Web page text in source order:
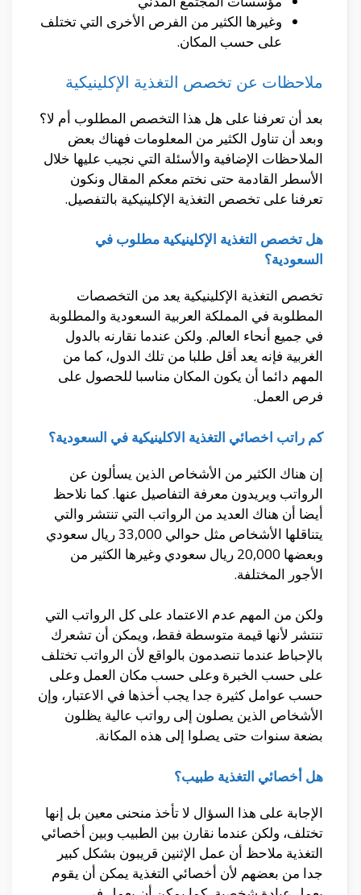
وغيرها الكثير من الفرص الأخرى التي تختلف
على حسب المكان.
ملاحظات عن تخصص التغذية الإكلينيكية
بعد أن تعرفنا على هل هذا التخصص المطلوب أم لا؟
وبعد أن تناول الكثير من المعلومات فهناك بعض
الملاحظات الإضافية والأسئلة التي نجيب عليها خلال
الأسطر القادمة حتى نختم معكم المقال ونكون
تعرفنا على تخصص التغذية الإكلينيكية بالتفصيل.
هل تخصص التغذية الإكلينيكية مطلوب في
السعودية؟
تخصص التغذية الإكلينيكية يعد من التخصصات
المطلوبة في المملكة العربية السعودية والمطلوبة
في جميع أنحاء العالم. ولكن عندما نقارنه بالدول
الغربية فإنه يعد أقل طلبا من تلك الدول، كما من
المهم دائما أن يكون المكان مناسبا للحصول على
فرص العمل.
كم راتب اخصائي التغذية الاكلينيكية في السعودية؟
إن هناك الكثير من الأشخاص الذين يسألون عن
الرواتب ويريدون معرفة التفاصيل عنها. كما نلاحظ
أيضا أن هناك العديد من الرواتب التي تنتشر والتي
يتناقلها الأشخاص مثل حوالي 33,000 ريال سعودي
وبعضها 20,000 ريال سعودي وغيرها الكثير من
الأجور المختلفة.
ولكن من المهم عدم الاعتماد على كل الرواتب التي
تنتشر لأنها قيمة متوسطة فقط، ويمكن أن تشعرك
بالإحباط عندما تنصدمون بالواقع لأن الرواتب تختلف
على حسب الخبرة وعلى حسب مكان العمل وعلى
حسب عوامل كثيرة جدا يجب أخذها في الاعتبار، وإن
الأشخاص الذين يصلون إلى رواتب عالية يظلون
بضعة سنوات حتى يصلوا إلى هذه المكانة.
هل أخصائي التغذية طبيب؟
الإجابة على هذا السؤال لا تأخذ منحنى معين بل إنها
تختلف، ولكن عندما نقارن بين الطبيب وبين أخصائي
التغذية ملاحظ أن عمل الإثنين قريبون بشكل كبير
جدا من بعضهم لأن أخصائي التغذية يمكن أن يقوم